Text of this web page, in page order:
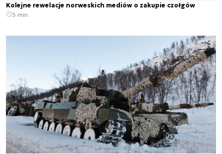
Kolejne rewelacje norweskich mediów o zakupie czołgów
3 min.